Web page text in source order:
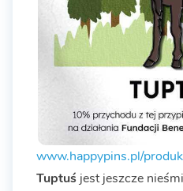
www.happypins.pl/
Tuptuś jest jeszcze